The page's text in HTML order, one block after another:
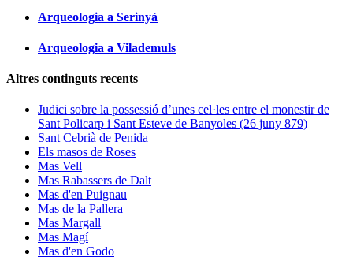
Arqueologia a Serinyà
Arqueologia a Vilademuls
Altres continguts recents
Judici sobre la possessió d’unes cel·les entre el monestir de
Sant Policarp i Sant Esteve de Banyoles (26 juny 879)
Sant Cebrià de Penida
Els masos de Roses
Mas Vell
Mas Rabassers de Dalt
Mas d'en Puignau
Mas de la Pallera
Mas Margall
Mas Magí
Mas d'en Godo